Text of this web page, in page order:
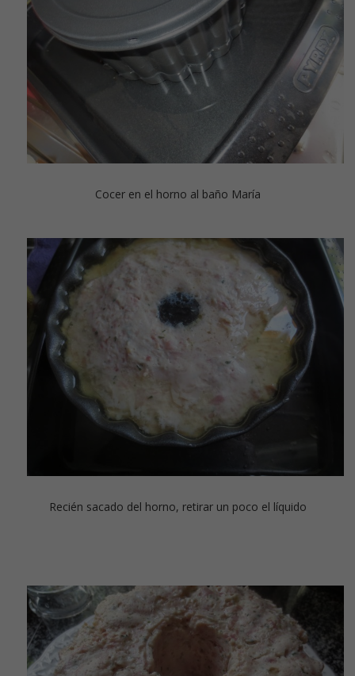
Cocer en el horno al baño María
Recién sacado del horno, retirar un poco el líquido